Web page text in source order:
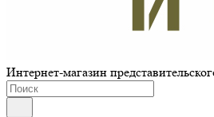
Интернет-магазин